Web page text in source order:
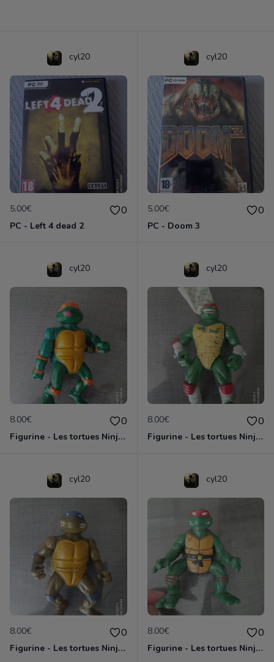
cyl20
5.00€ 0
PC - Left 4 dead 2
cyl20
5.00€ 0
PC - Doom 3
cyl20
8.00€ 0
Figurine - Les tortues Ninja - Michaelangelo
cyl20
8.00€ 0
Figurine - Les tortues Ninja - Raphael
cyl20
8.00€ 0
Figurine - Les tortues Ninja - Donatello
cyl20
8.00€ 0
Figurine - Les tortues Ninja - Raphael